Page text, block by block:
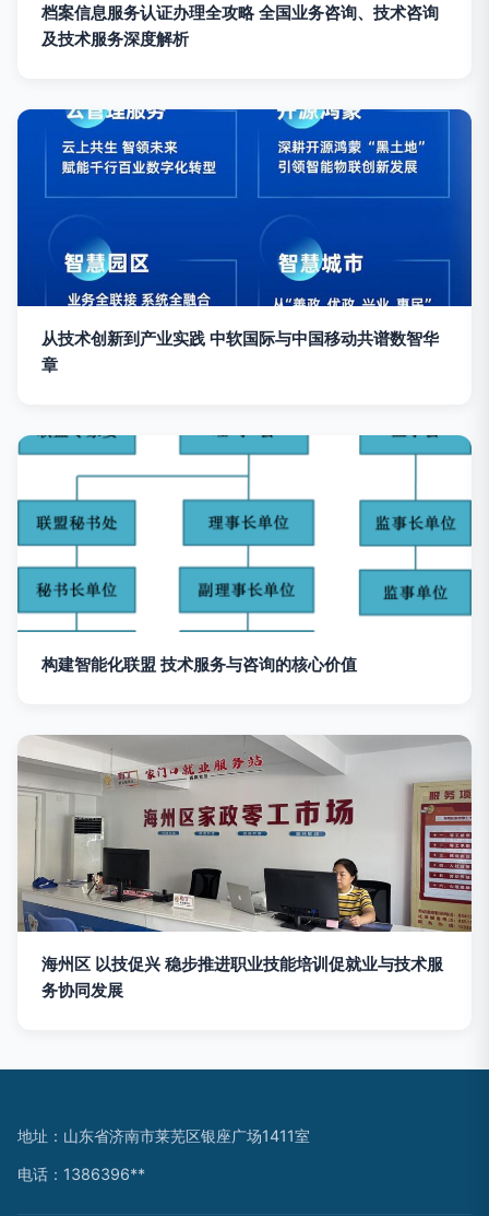
档案信息服务认证办理全攻略 全国业务咨询、技术咨询
及技术服务深度解析
从技术创新到产业实践 中软国际与中国移动共谱数智华
章
构建智能化联盟 技术服务与咨询的核心价值
海州区 以技促兴 稳步推进职业技能培训促就业与技术服
务协同发展
地址：山东省济南市莱芜区银座广场1411室
电话：1386396**